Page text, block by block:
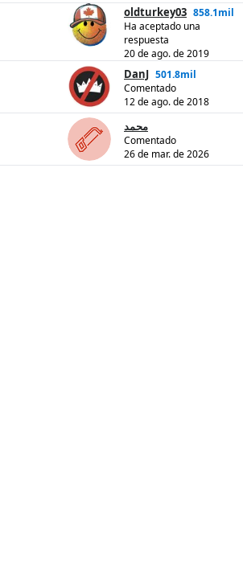
oldturkey03 858.1mil
Ha aceptado una
respuesta
20 de ago. de 2019
DanJ 501.8mil
Comentado
12 de ago. de 2018
محمد
Comentado
26 de mar. de 2026